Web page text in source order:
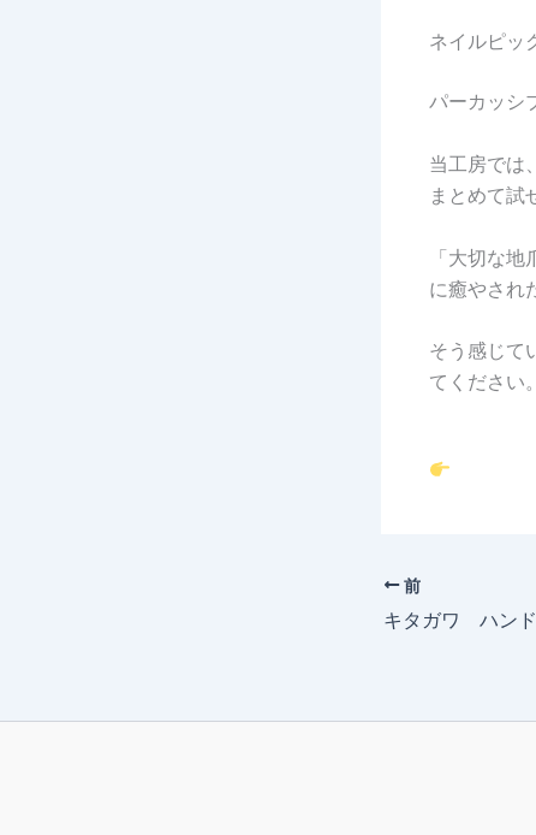
ネイルピッ
パーカッシ
当工房では
まとめて試
「大切な
に癒やされ
そう感じて
てください。
前